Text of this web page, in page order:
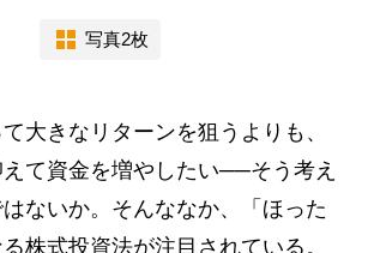
写真2枚
大きなリターンを狙うよりも、
て資金を増やしたい──そう考え
ないか。そんななか、「ほった
株式投資法が注目されている。